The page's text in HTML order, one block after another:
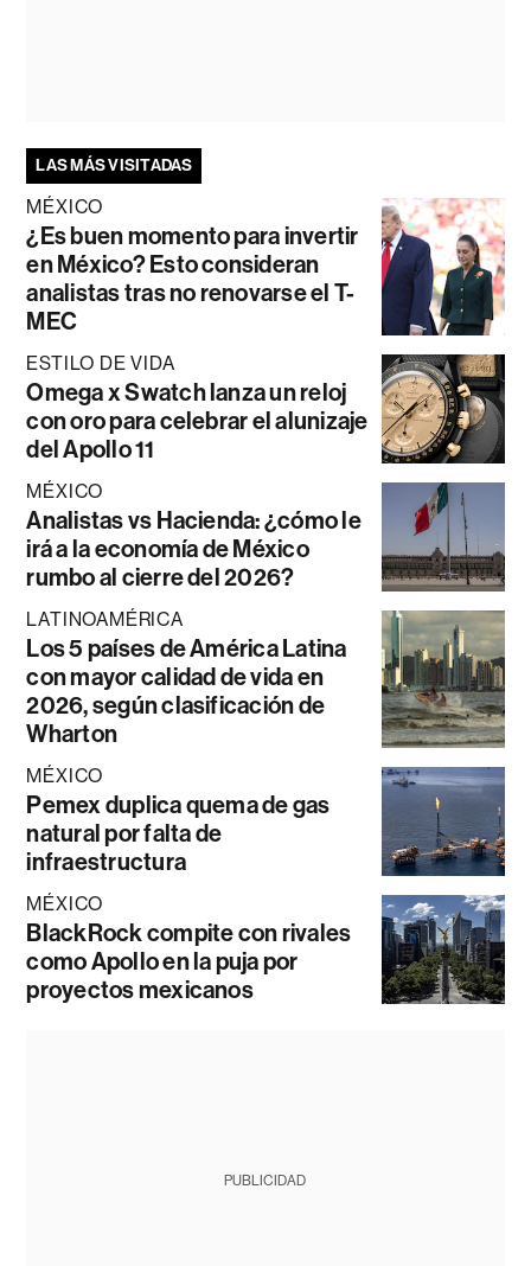
LAS MÁS VISITADAS
MÉXICO
¿Es buen momento para invertir
en México? Esto consideran
analistas tras no renovarse el T-
MEC
ESTILO DE VIDA
Omega x Swatch lanza un reloj
con oro para celebrar el alunizaje
del Apollo 11
MÉXICO
Analistas vs Hacienda: ¿cómo le
irá a la economía de México
rumbo al cierre del 2026?
LATINOAMÉRICA
Los 5 países de América Latina
con mayor calidad de vida en
2026, según clasificación de
Wharton
MÉXICO
Pemex duplica quema de gas
natural por falta de
infraestructura
MÉXICO
BlackRock compite con rivales
como Apollo en la puja por
proyectos mexicanos
PUBLICIDAD